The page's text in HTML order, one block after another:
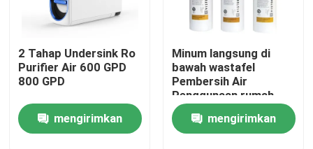
Rumah
Produk
2 Tahap Undersink Ro
Purifier Air 600 GPD
800 GPD
mengirimkan
Minum langsung di
bawah wastafel
Pembersih Air
Penggunaan rumah
Fluks tinggi CE CB
ROHS NSF MARK
KESELAMATAN
mengirimkan